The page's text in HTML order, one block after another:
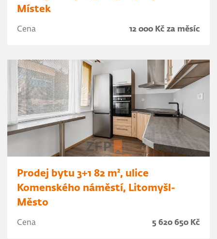
Místek
Cena 12 000 Kč za měsíc
Prodej bytu 3+1 82 m², ulice
Komenského náměstí, Litomyšl-
Město
Cena 5 620 650 Kč